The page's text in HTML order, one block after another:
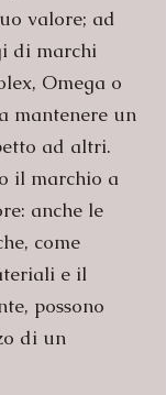
valore; ad
di marchi
Omega o
mantenere un
ad altri.
il marchio a
anche le
come
e il
possono
di un